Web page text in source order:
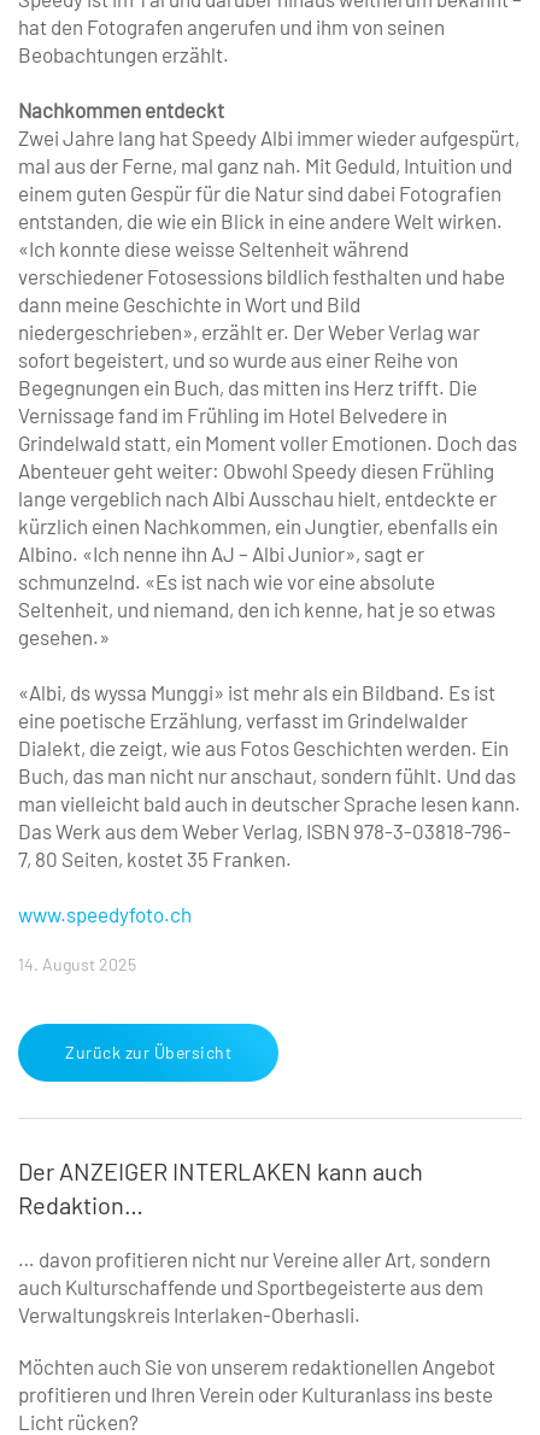
hat den Fotografen angerufen und ihm von seinen
Beobachtungen erzählt.
Nachkommen entdeckt
Zwei Jahre lang hat Speedy Albi immer wieder aufgespürt,
mal aus der Ferne, mal ganz nah. Mit Geduld, Intuition und
einem guten Gespür für die Natur sind dabei Fotografien
entstanden, die wie ein Blick in eine andere Welt wirken.
«Ich konnte diese weisse Seltenheit während
verschiedener Fotosessions bildlich festhalten und habe
dann meine Geschichte in Wort und Bild
niedergeschrieben», erzählt er. Der Weber Verlag war
sofort begeistert, und so wurde aus einer Reihe von
Begegnungen ein Buch, das mitten ins Herz trifft. Die
Vernissage fand im Frühling im Hotel Belvedere in
Grindelwald statt, ein Moment voller Emotionen. Doch das
Abenteuer geht weiter: Obwohl Speedy diesen Frühling
lange vergeblich nach Albi Ausschau hielt, entdeckte er
kürzlich einen Nachkommen, ein Jungtier, ebenfalls ein
Albino. «Ich nenne ihn AJ – Albi Junior», sagt er
schmunzelnd. «Es ist nach wie vor eine absolute
Seltenheit, und niemand, den ich kenne, hat je so etwas
gesehen.»
«Albi, ds wyssa Munggi» ist mehr als ein Bildband. Es ist
eine poetische Erzählung, verfasst im Grindelwalder
Dialekt, die zeigt, wie aus Fotos Geschichten werden. Ein
Buch, das man nicht nur anschaut, sondern fühlt. Und das
man vielleicht bald auch in deutscher Sprache lesen kann.
Das Werk aus dem Weber Verlag, ISBN 978-3-03818-796-
7, 80 Seiten, kostet 35 Franken.
www.speedyfoto.ch
14. August 2025
Zurück zur Übersicht
Der ANZEIGER INTERLAKEN kann auch
Redaktion…
… davon profitieren nicht nur Vereine aller Art, ­sondern
auch Kulturschaffende und Sportbegeisterte aus dem
Verwaltungskreis Interlaken-Oberhasli.
Möchten auch Sie von unserem redaktionellen Angebot
profitieren und Ihren Verein oder Kulturanlass ins beste
Licht rücken?